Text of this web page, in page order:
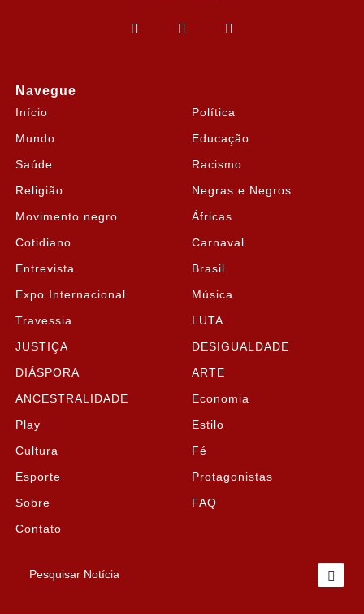
Navegue
Início Política
Mundo Educação
Saúde Racismo
Religião Negras e Negros
Movimento negro Áfricas
Cotidiano Carnaval
Entrevista Brasil
Expo Internacional Música
Travessia LUTA
JUSTIÇA DESIGUALDADE
DIÁSPORA ARTE
ANCESTRALIDADE Economia
Play Estilo
Cultura Fé
Esporte Protagonistas
Sobre FAQ
Contato
Pesquisar Notícia